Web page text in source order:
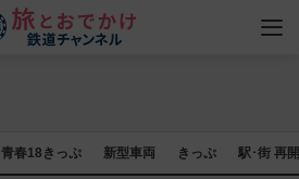
青春18きっぷ 新型車両 きっぷ 駅･街 再